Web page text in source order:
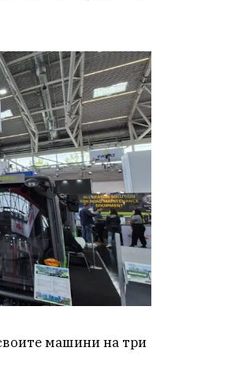
машини на три